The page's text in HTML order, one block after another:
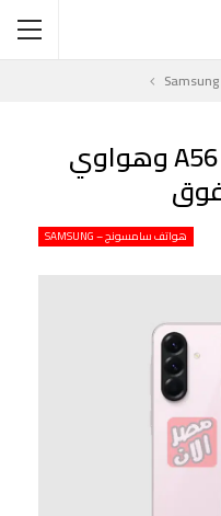
مقارنة بين سامسونج A56 وهواوي
هواتف سامسونج – SAMSUNG